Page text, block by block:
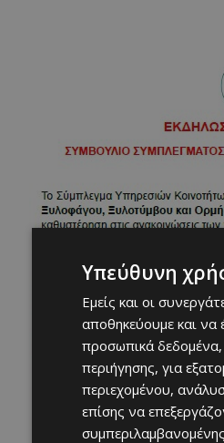
Υπεύθυνη
Εμείς και οι
αποθηκεύουμε και να
προσωπικά
περιήγησης, για
περιεχομένου,
επίσης να